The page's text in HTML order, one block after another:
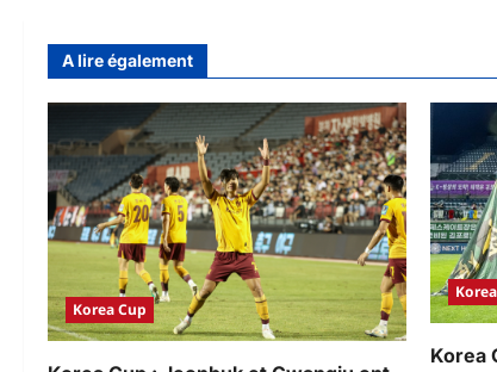
A lire également
Korea Cup
Korea